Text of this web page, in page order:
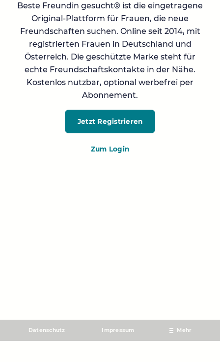
Beste Freundin gesucht® ist die eingetragene
Original-Plattform für Frauen, die neue
Freundschaften suchen. Online seit 2014, mit
registrierten Frauen in Deutschland und
Österreich. Die geschützte Marke steht für
echte Freundschaftskontakte in der Nähe.
Kostenlos nutzbar, optional werbefrei per
Abonnement.
Jetzt Registrieren
Zum Login
Datenschutz Impressum Mehr